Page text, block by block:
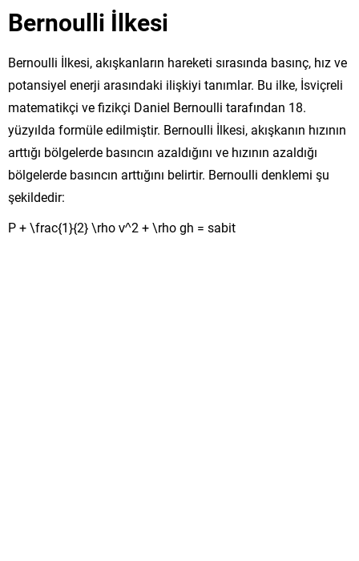
Bernoulli İlkesi
Bernoulli İlkesi, akışkanların hareketi sırasında basınç, hız ve
potansiyel enerji arasındaki ilişkiyi tanımlar. Bu ilke, İsviçreli
matematikçi ve fizikçi Daniel Bernoulli tarafından 18.
yüzyılda formüle edilmiştir. Bernoulli İlkesi, akışkanın hızının
arttığı bölgelerde basıncın azaldığını ve hızının azaldığı
bölgelerde basıncın arttığını belirtir. Bernoulli denklemi şu
şekildedir:
P + \frac{1}{2} \rho v^2 + \rho gh = sabit